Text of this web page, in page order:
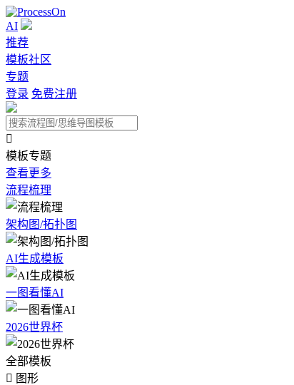
AI
推荐
模板社区
专题
登录 免费注册

模板专题
查看更多
流程梳理
架构图/拓扑图
AI生成模板
一图看懂AI
2026世界杯
全部模板
 图形